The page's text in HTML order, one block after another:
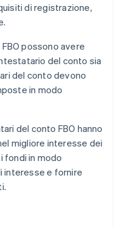
di registrazione,
possono avere
del conto sia
del conto devono
in modo
del conto FBO hanno
migliore interesse dei
fondi in modo
interesse e fornire